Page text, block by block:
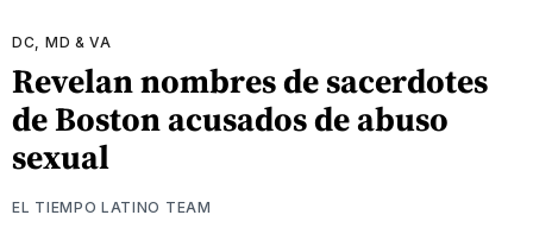
DC, MD & VA
Revelan nombres de sacerdotes
de Boston acusados de abuso
sexual
EL TIEMPO LATINO TEAM